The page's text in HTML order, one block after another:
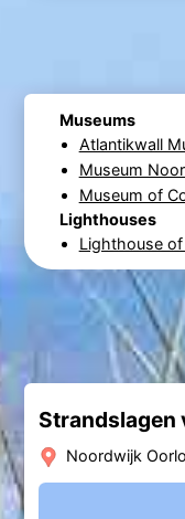
Museums
Atlantikwall
Museum
Museum of
Lighthouses
Lighthouse
Strandslagen
Noordwijk